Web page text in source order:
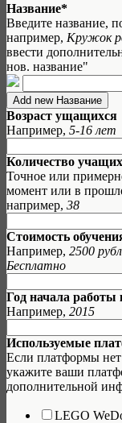
Название*
Введите название,
например, Кружок
ввести
нов. название"
Возраст ущащихся
Например, 5-16 лет
Количество
Точное или
момент или в
например, 38
Стоимость
Например, 2500
Бесплатно
Год начала работы
Например, 2015
Используемые
Если платформы
укажите ваши
дополнительной
LEGO